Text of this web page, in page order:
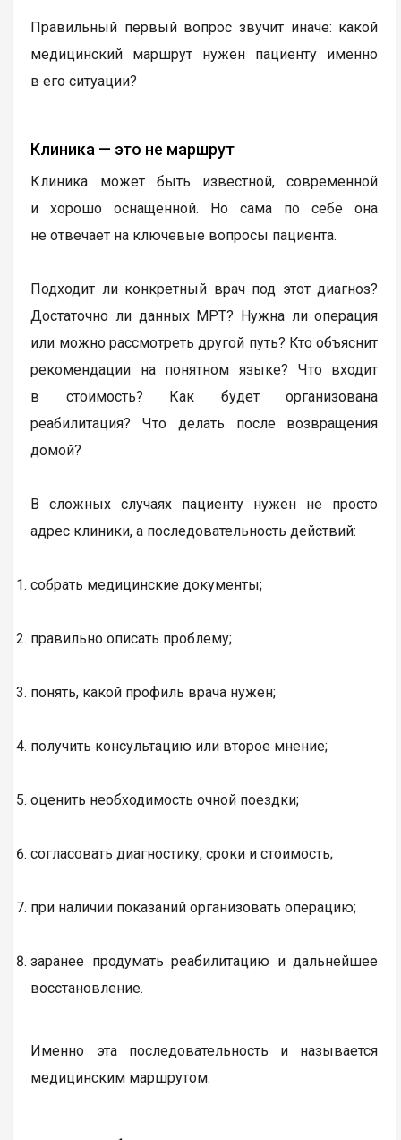
Правильный первый вопрос звучит иначе: какой
медицинский маршрут нужен пациенту именно
в его ситуации?
Клиника — это не маршрут
Клиника может быть известной, современной
и хорошо оснащенной. Но сама по себе она
не отвечает на ключевые вопросы пациента.
Подходит ли конкретный врач под этот диагноз?
Достаточно ли данных МРТ? Нужна ли операция
или можно рассмотреть другой путь? Кто объяснит
рекомендации на понятном языке? Что входит
в стоимость? Как будет организована
реабилитация? Что делать после возвращения
домой?
В сложных случаях пациенту нужен не просто
адрес клиники, а последовательность действий:
собрать медицинские документы;
правильно описать проблему;
понять, какой профиль врача нужен;
получить консультацию или второе мнение;
оценить необходимость очной поездки;
согласовать диагностику, сроки и стоимость;
при наличии показаний организовать операцию;
заранее продумать реабилитацию и дальнейшее
восстановление.
Именно эта последовательность и называется
медицинским маршрутом.